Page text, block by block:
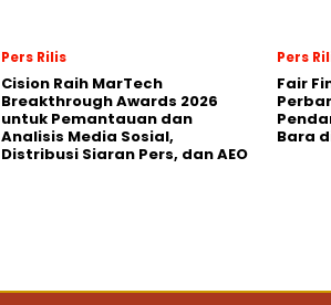
Pers Rilis
Cision Raih MarTech
Breakthrough Awards 2026
untuk Pemantauan dan
Analisis Media Sosial,
Distribusi Siaran Pers, dan AEO
Pers
Fair
Bara